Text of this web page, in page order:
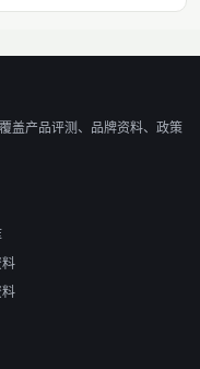
盖产品评测、品牌资料、政策